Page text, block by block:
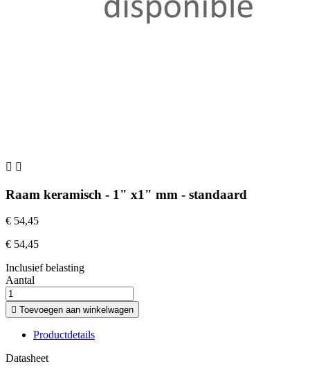
 
Raam keramisch - 1" x1" mm - standaard
€ 54,45
€ 54,45
Inclusief belasting
Aantal
 Toevoegen aan winkelwagen
Productdetails
Datasheet